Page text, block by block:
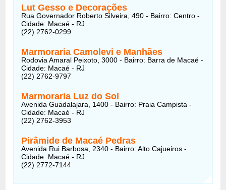
Lut Gesso e Decorações
Rua Governador Roberto Silveira, 490 - Bairro: Centro -
Cidade: Macaé - RJ
(22) 2762-0299
Marmoraria Camolevi e Manhães
Rodovia Amaral Peixoto, 3000 - Bairro: Barra de Macaé -
Cidade: Macaé - RJ
(22) 2762-9797
Marmoraria Luz do Sol
Avenida Guadalajara, 1400 - Bairro: Praia Campista -
Cidade: Macaé - RJ
(22) 2762-3953
Pirâmide de Macaé Pedras
Avenida Rui Barbosa, 2340 - Bairro: Alto Cajueiros -
Cidade: Macaé - RJ
(22) 2772-7144